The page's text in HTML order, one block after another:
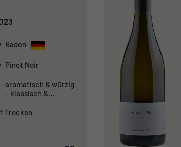
Baden
Pinot Noir
aromatisch & würzig
, klassisch &
Trocken